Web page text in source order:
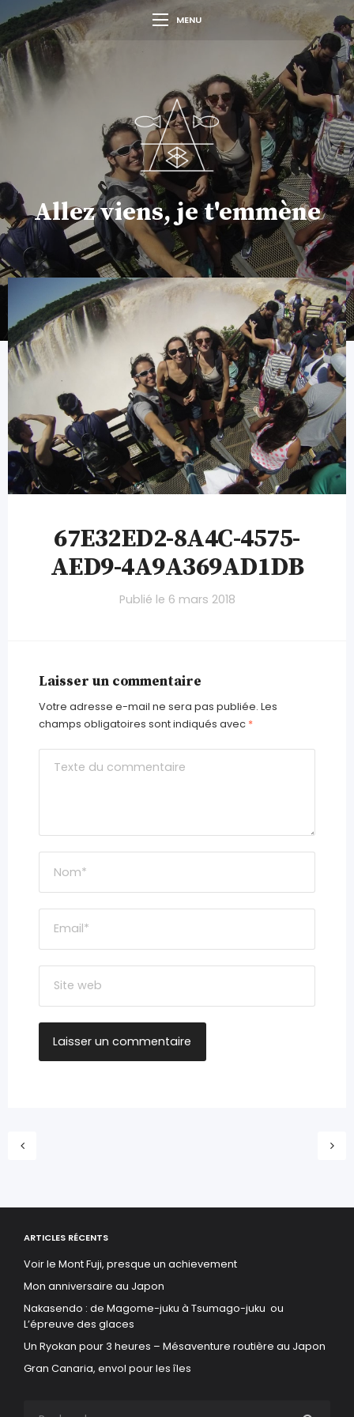
MENU
Allez viens, je t'emmène
67E32ED2-8A4C-4575-
AED9-4A9A369AD1DB
Publié le 6 mars 2018
Laisser un commentaire
Votre adresse e-mail ne sera pas publiée. Les
champs obligatoires sont indiqués avec *
ARTICLES RÉCENTS
Voir le Mont Fuji, presque un achievement
Mon anniversaire au Japon
Nakasendo : de Magome-juku à Tsumago-juku ou
L’épreuve des glaces
Un Ryokan pour 3 heures – Mésaventure routière au Japon
Gran Canaria, envol pour les îles